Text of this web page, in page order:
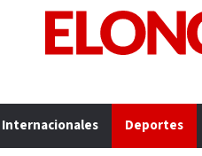
Internacionales Deportes